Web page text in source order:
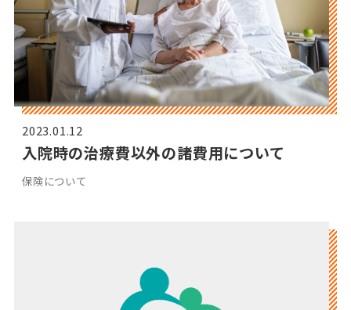
2023.01.12
入院時の治療費以外の諸費用について
保険について